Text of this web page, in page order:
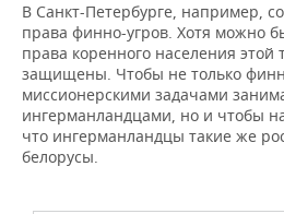
В Санкт-Петербурге, например,
права финно-угров. Хотя можно
права коренного населения
защищены. Чтобы не только
миссионерскими задачами
ингерманландцами, но и чтобы
что ингерманландцы такие же
белорусы.